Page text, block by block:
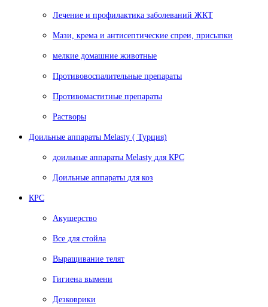
Лечение и профилактика заболеваний ЖКТ
Мази, крема и антисептические спреи, присыпки
мелкие домашние животные
Противовоспалительные препараты
Противомаститные препараты
Растворы
Доильные аппараты Melasty ( Турция)
доильные аппараты Melasty для КРС
Доильные аппараты для коз
КРС
Акушерство
Все для стойла
Выращивание телят
Гигиена вымени
Дезковрики